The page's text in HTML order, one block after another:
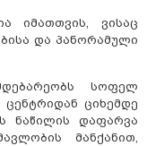
იმათთვის, ვისაც
და პანორამული
სოფელ
ციხემდე
ნაწილის დაფარვა
მანქანით,